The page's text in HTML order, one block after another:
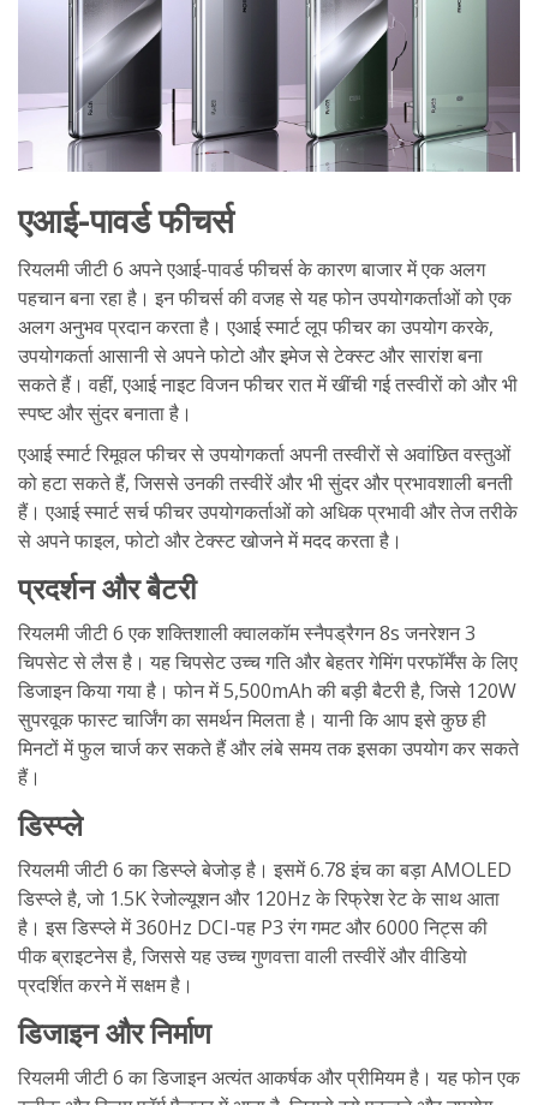
एआई-पावर्ड फीचर्स
रियलमी जीटी 6 अपने एआई-पावर्ड फीचर्स के कारण बाजार में एक अलग
पहचान बना रहा है। इन फीचर्स की वजह से यह फोन उपयोगकर्ताओं को एक
अलग अनुभव प्रदान करता है। एआई स्मार्ट लूप फीचर का उपयोग करके,
उपयोगकर्ता आसानी से अपने फोटो और इमेज से टेक्स्ट और सारांश बना
सकते हैं। वहीं, एआई नाइट विजन फीचर रात में खींची गई तस्वीरों को और भी
स्पष्ट और सुंदर बनाता है।
एआई स्मार्ट रिमूवल फीचर से उपयोगकर्ता अपनी तस्वीरों से अवांछित वस्तुओं
को हटा सकते हैं, जिससे उनकी तस्वीरें और भी सुंदर और प्रभावशाली बनती
हैं। एआई स्मार्ट सर्च फीचर उपयोगकर्ताओं को अधिक प्रभावी और तेज तरीके
से अपने फाइल, फोटो और टेक्स्ट खोजने में मदद करता है।
प्रदर्शन और बैटरी
रियलमी जीटी 6 एक शक्तिशाली क्वालकॉम स्नैपड्रैगन 8s जनरेशन 3
चिपसेट से लैस है। यह चिपसेट उच्च गति और बेहतर गेमिंग परफॉर्मेंस के लिए
डिजाइन किया गया है। फोन में 5,500mAh की बड़ी बैटरी है, जिसे 120W
सुपरवूक फास्ट चार्जिंग का समर्थन मिलता है। यानी कि आप इसे कुछ ही
मिनटों में फुल चार्ज कर सकते हैं और लंबे समय तक इसका उपयोग कर सकते
हैं।
डिस्प्ले
रियलमी जीटी 6 का डिस्प्ले बेजोड़ है। इसमें 6.78 इंच का बड़ा AMOLED
डिस्प्ले है, जो 1.5K रेजोल्यूशन और 120Hz के रिफ्रेश रेट के साथ आता
है। इस डिस्प्ले में 360Hz DCI-पह P3 रंग गमट और 6000 निट्स की
पीक ब्राइटनेस है, जिससे यह उच्च गुणवत्ता वाली तस्वीरें और वीडियो
प्रदर्शित करने में सक्षम है।
डिजाइन और निर्माण
रियलमी जीटी 6 का डिजाइन अत्यंत आकर्षक और प्रीमियम है। यह फोन एक